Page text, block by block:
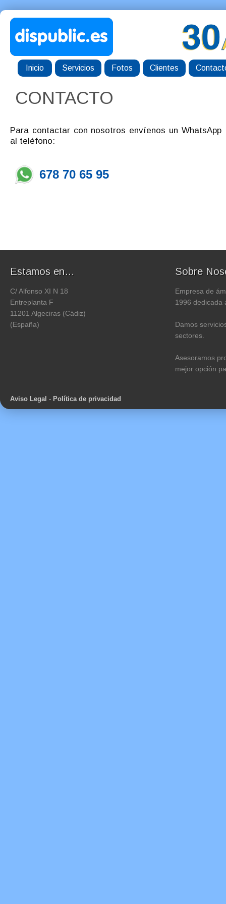
Inicio Servicios Fotos Clientes
CONTACTO
Para contactar con nosotros envíenos un WhatsApp
al teléfono:
678 70 65 95
Estamos en…
C/ Alfonso XI N 18
Entreplanta F
11201 Algeciras (Cádiz)
(España)
Sobre
Empresa de
1996 dedicada
Damos
sectores.
Asesoramos
mejor opción
Aviso Legal - Política de privacidad